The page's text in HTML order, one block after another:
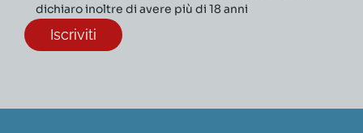
dichiaro inoltre di avere più di 18 anni